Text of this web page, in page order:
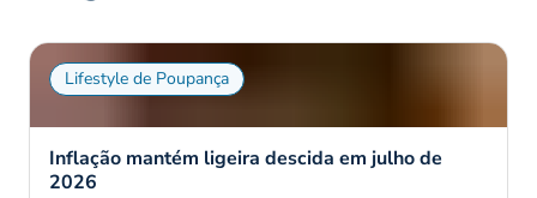
Lifestyle de Poupança
Inflação mantém ligeira descida em julho de
2026